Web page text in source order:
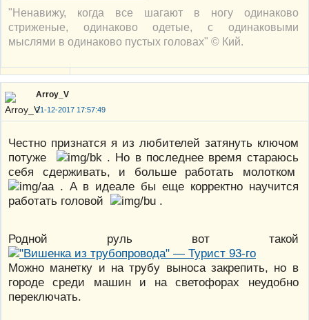
"Ненавижу, когда все шагают в ногу одинаково
стриженые, одинаково одетые, с одинаковыми
мыслями в одинаково пустых головах" © Кий.
Arroy_V
21-12-2017 17:57:49
Честно признатся я из любителей затянуть ключом
потуже
. Но в последнее время стараюсь
себя сдерживать, и больше работать молотком
. А в идеале бы еще корректно научится
работать головой
.
Родной руль вот такой
Можно манетку и на трубу выноса закрепить, но в
городе среди машин и на светофорах неудобно
переключать.